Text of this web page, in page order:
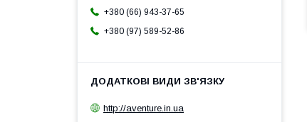
+380 (66) 943-37-65
+380 (97) 589-52-86
http://aventure.in.ua